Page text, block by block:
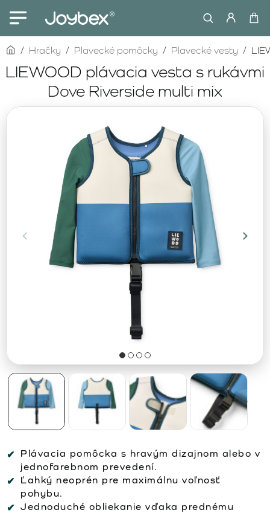
LIEWOOD plávacia vesta s rukávmi
Dove Riverside multi mix
homeHračky Plavecké pomôcky Plavecké vesty
Plávacia pomôcka s hravým dizajnom alebo v
jednofarebnom prevedení.
Ľahký neoprén pre maximálnu voľnosť
pohybu.
Jednoduché obliekanie vďaka prednému